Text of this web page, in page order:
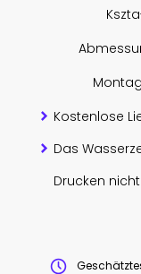
Kostenlose
Das
Drucken